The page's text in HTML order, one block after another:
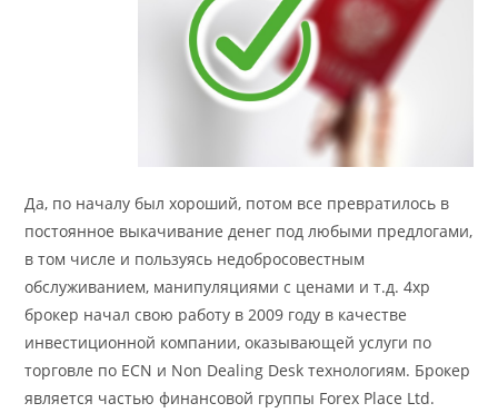
Да, по началу был хороший, потом все превратилось в
постоянное выкачивание денег под любыми предлогами,
в том числе и пользуясь недобросовестным
обслуживанием, манипуляциями с ценами и т.д. 4xp
брокер начал свою работу в 2009 году в качестве
инвестиционной компании, оказывающей услуги по
торговле по ECN и Non Dealing Desk технологиям. Брокер
является частью финансовой группы Forex Place Ltd.